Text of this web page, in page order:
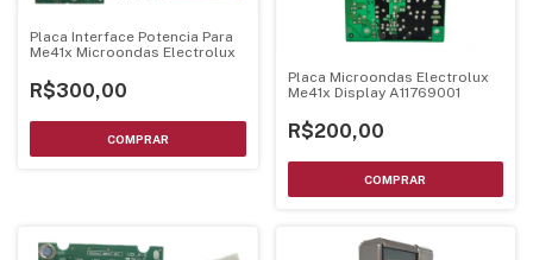
Placa Interface Potencia Para
Me41x Microondas Electrolux
R$300,00
Placa Microondas Electrolux
Me41x Display A11769001
R$200,00